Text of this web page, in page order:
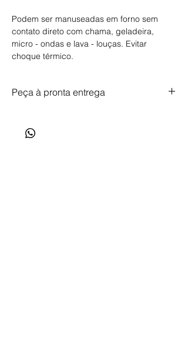
Podem ser manuseadas em forno sem
contato direto com chama, geladeira,
micro - ondas e lava - louças. Evitar
choque térmico.
Peça à pronta entrega